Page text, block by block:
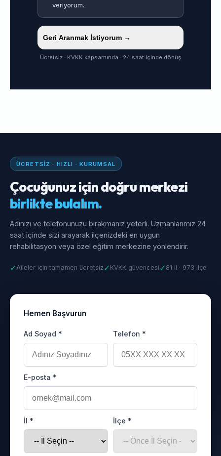
veriyorum.
Geri Aranmak İstiyorum →
Ücretsiz · KVKK kapsamında · 24 saat içinde dönüş
ÜCRETSIZ · HIZLI · KURUMSAL
Çocuğunuz için doğru merkezi
birlikte bulalım.
Adınızı ve telefonunuzu bırakmanız yeterli. Uzmanlarımız 24
saat içinde sizi arayarak ilçenizdeki en uygun
rehabilitasyon veya özel eğitim merkezine yönlendirir.
✓Aileler için tamamen ücretsiz ✓ KVKK güvencesi ✓ 81 il · 973 ilçe
Hemen Başvurun
Ad Soyad * Telefon *
E-posta *
İl * İlçe *